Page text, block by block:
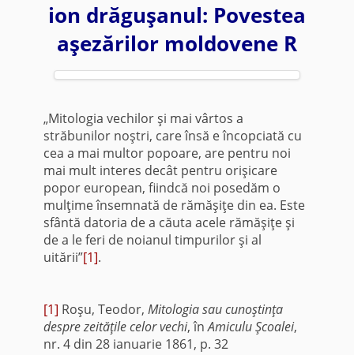
ion drăguşanul: Povestea
aşezărilor moldovene R
„Mitologia vechilor şi mai vârtos a
străbunilor noştri, care însă e încopciată cu
cea a mai multor popoare, are pentru noi
mai mult interes decât pentru orişicare
popor european, fiindcă noi posedăm o
mulţime însemnată de rămăşiţe din ea. Este
sfântă datoria de a căuta acele rămăşiţe şi
de a le feri de noianul timpurilor şi al
uitării”[1].
[1] Roşu, Teodor, Mitologia sau cunoştinţa
despre zeităţile celor vechi, înAmiculu Şcoalei,
nr. 4 din 28 ianuarie 1861, p. 32